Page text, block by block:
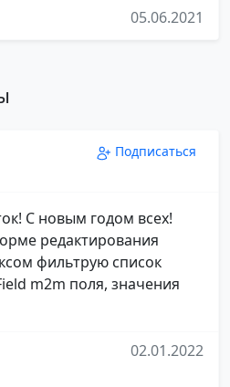
05.06.2021
Подписаться
С новым годом всех!
редактирования
фильтрую список
m2m поля, значения
02.01.2022